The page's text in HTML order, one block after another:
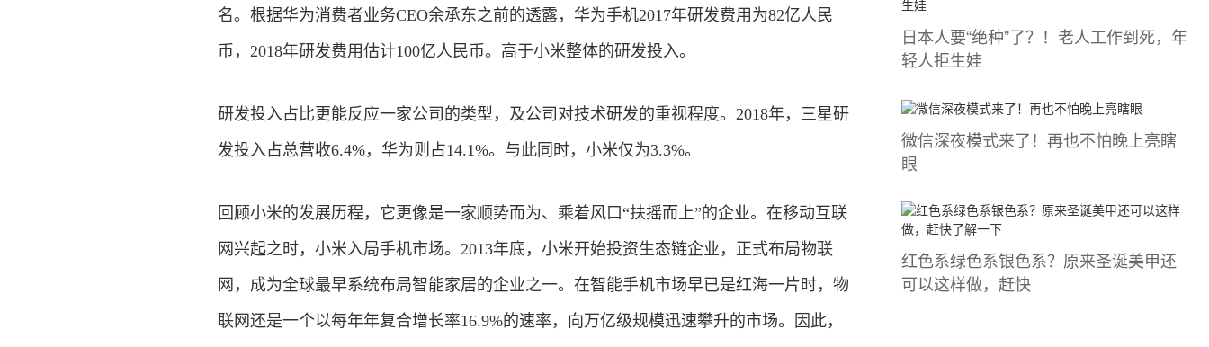
名。根据华为消费者业务CEO余承东之前的透露，华为手机2017年研发费用为82亿人民
币，2018年研发费用估计100亿人民币。高于小米整体的研发投入。
研发投入占比更能反应一家公司的类型，及公司对技术研发的重视程度。2018年，三星研
发投入占总营收6.4%，华为则占14.1%。与此同时，小米仅为3.3%。
回顾小米的发展历程，它更像是一家顺势而为、乘着风口“扶摇而上”的企业。在移动互联
网兴起之时，小米入局手机市场。2013年底，小米开始投资生态链企业，正式布局物联
网，成为全球最早系统布局智能家居的企业之一。在智能手机市场早已是红海一片时，物
联网还是一个以每年年复合增长率16.9%的速率，向万亿级规模迅速攀升的市场。因此，
日本人要“绝种”了？！老人工作到死，年
轻人拒生娃
微信深夜模式来了！再也不怕晚上亮瞎
眼
红色系绿色系银色系？原来圣诞美甲还
可以这样做，赶快